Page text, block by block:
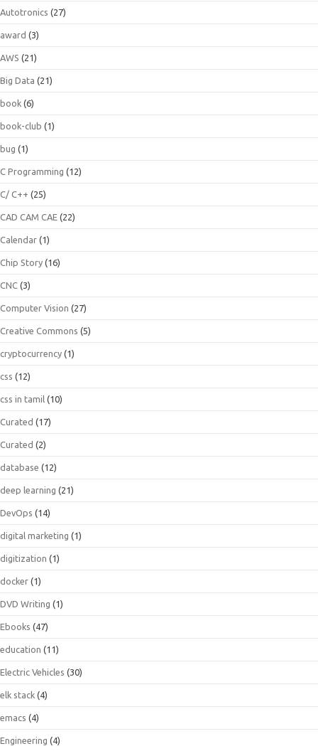
Autotronics (27)
award (3)
AWS (21)
Big Data (21)
book (6)
book-club (1)
bug (1)
C Programming (12)
C/ C++ (25)
CAD CAM CAE (22)
Calendar (1)
Chip Story (16)
CNC (3)
Computer Vision (27)
Creative Commons (5)
cryptocurrency (1)
css (12)
css in tamil (10)
Curated (17)
Curated (2)
database (12)
deep learning (21)
DevOps (14)
digital marketing (1)
digitization (1)
docker (1)
DVD Writing (1)
Ebooks (47)
education (11)
Electric Vehicles (30)
elk stack (4)
emacs (4)
Engineering (4)